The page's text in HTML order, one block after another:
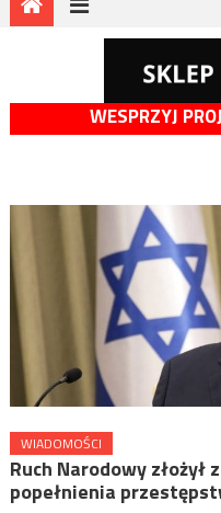
WESPRZYJ
WIADOMOŚCI
Ruch Narodowy
popełnienia